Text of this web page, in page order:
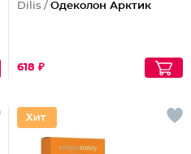
Dilis / Одеколон Арктик
618 ₽